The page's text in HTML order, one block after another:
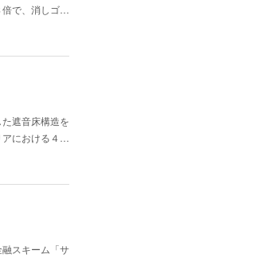
倍で、消しゴ…
遮音床構造を
アにおける４…
スキーム「サ